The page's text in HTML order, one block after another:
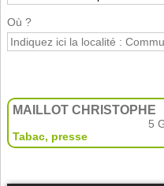
Où ?
MAILLOT CHRISTOPHE
5
Tabac, presse